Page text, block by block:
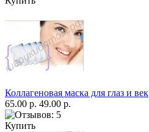
Коллагеновая маска для глаз и век
65.00 р. 49.00 р.
Купить